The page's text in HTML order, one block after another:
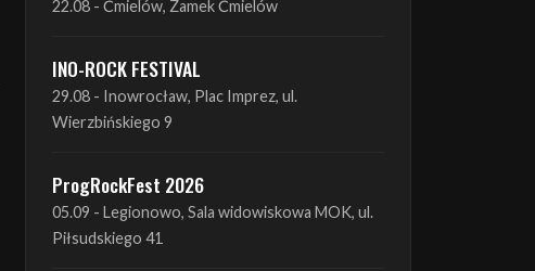
29.08 - Inowrocław, Plac Imprez, ul.
ProgRockFest 2026
05.09 - Legionowo, Sala widowiskowa MOK, ul.
Antimatter + Sleeping Pulse
09.09 - Poznań, 2Progi